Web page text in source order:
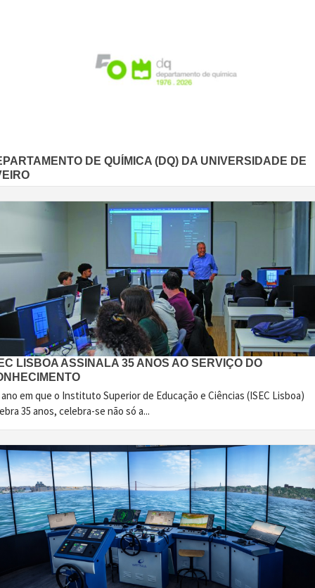
DE QUÍMICA (DQ) DA UNIVERSIDADE DE
LISBOA ASSINALA 35 ANOS AO SERVIÇO DO
em que o Instituto Superior de Educação e Ciências (ISEC Lisboa)
35 anos, celebra-se não só a...